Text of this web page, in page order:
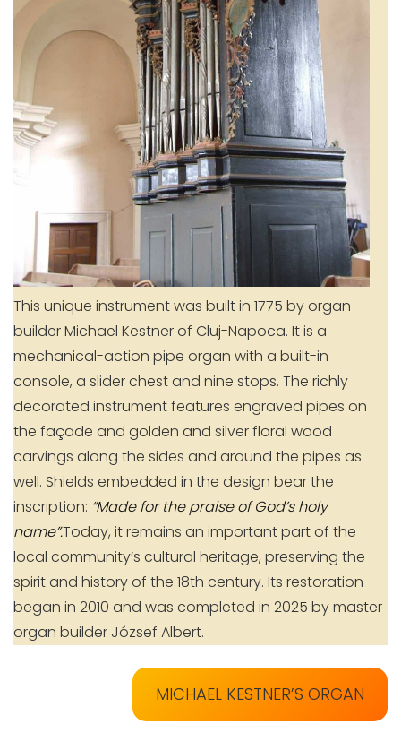
This unique instrument was built in 1775 by organ
builder Michael Kestner of Cluj-Napoca. It is a
mechanical-action pipe organ with a built-in
console, a slider chest and nine stops. The richly
decorated instrument features engraved pipes on
the façade and golden and silver floral wood
carvings along the sides and around the pipes as
well. Shields embedded in the design bear the
inscription: “Made for the praise of God’s holy
name”.Today, it remains an important part of the
local community’s cultural heritage, preserving the
spirit and history of the 18th century. Its restoration
began in 2010 and was completed in 2025 by master
organ builder József Albert.
MICHAEL KESTNER’S ORGAN